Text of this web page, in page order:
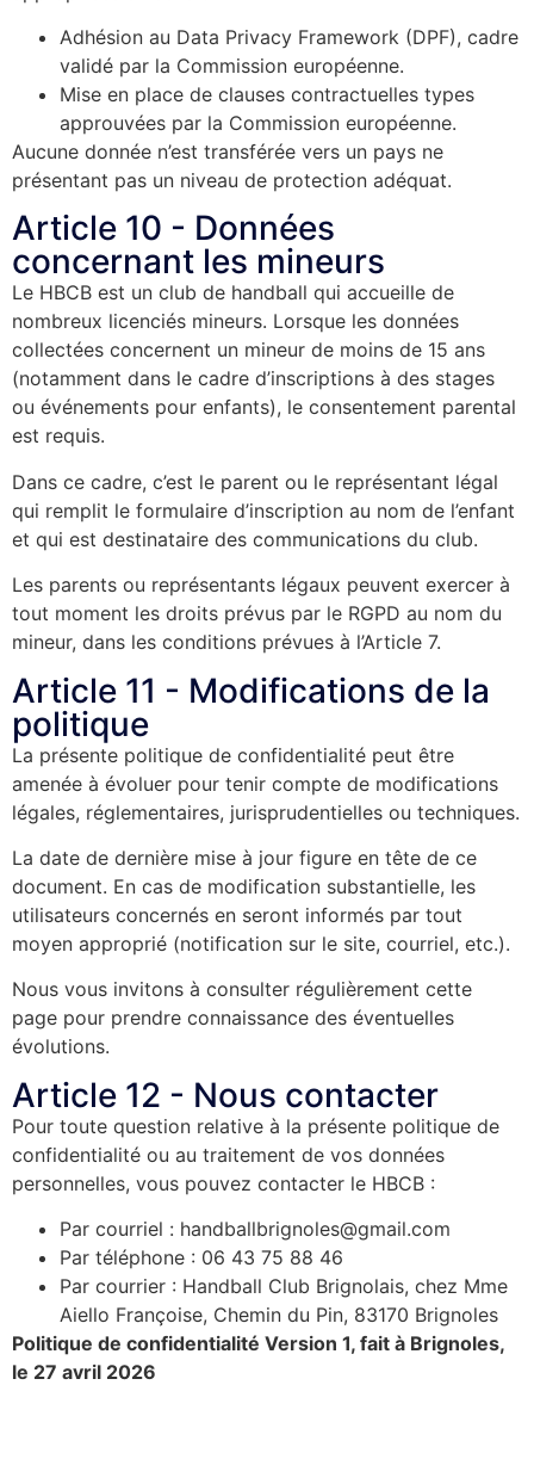
Adhésion au Data Privacy Framework (DPF), cadre
validé par la Commission européenne.
Mise en place de clauses contractuelles types
approuvées par la Commission européenne.
Aucune donnée n’est transférée vers un pays ne
présentant pas un niveau de protection adéquat.
Article 10 - Données
concernant les mineurs
Le HBCB est un club de handball qui accueille de
nombreux licenciés mineurs. Lorsque les données
collectées concernent un mineur de moins de 15 ans
(notamment dans le cadre d’inscriptions à des stages
ou événements pour enfants), le consentement parental
est requis.
Dans ce cadre, c’est le parent ou le représentant légal
qui remplit le formulaire d’inscription au nom de l’enfant
et qui est destinataire des communications du club.
Les parents ou représentants légaux peuvent exercer à
tout moment les droits prévus par le RGPD au nom du
mineur, dans les conditions prévues à l’Article 7.
Article 11 - Modifications de la
politique
La présente politique de confidentialité peut être
amenée à évoluer pour tenir compte de modifications
légales, réglementaires, jurisprudentielles ou techniques.
La date de dernière mise à jour figure en tête de ce
document. En cas de modification substantielle, les
utilisateurs concernés en seront informés par tout
moyen approprié (notification sur le site, courriel, etc.).
Nous vous invitons à consulter régulièrement cette
page pour prendre connaissance des éventuelles
évolutions.
Article 12 - Nous contacter
Pour toute question relative à la présente politique de
confidentialité ou au traitement de vos données
personnelles, vous pouvez contacter le HBCB :
Par courriel : handballbrignoles@gmail.com
Par téléphone : 06 43 75 88 46
Par courrier : Handball Club Brignolais, chez Mme
Aiello Françoise, Chemin du Pin, 83170 Brignoles
Politique de confidentialité Version 1, fait à Brignoles,
le 27 avril 2026